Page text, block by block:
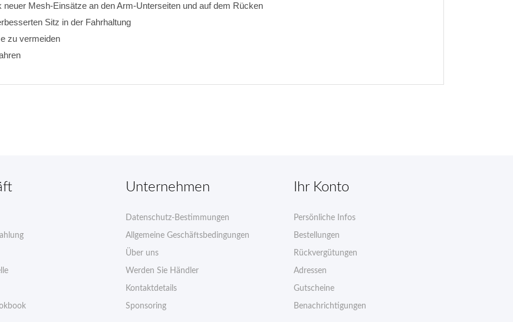
Mesh-Einsätze an den Arm-Unterseiten und auf dem Rücken
Sitz in der Fahrhaltung
zu vermeiden
Unternehmen
Datenschutz-Bestimmungen
Allgemeine Geschäftsbedingungen
Über uns
Werden Sie Händler
Kontaktdetails
Sponsoring
Ihr Konto
Persönliche Infos
Bestellungen
Rückvergütungen
Adressen
Gutscheine
Benachrichtigungen